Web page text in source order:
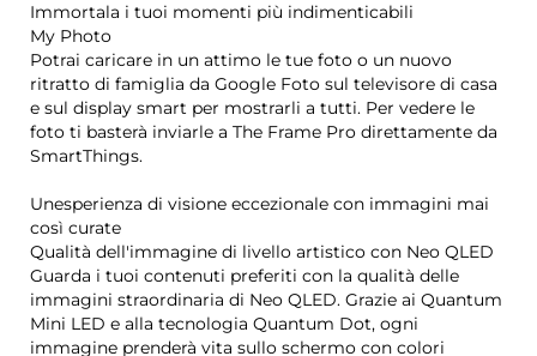
Immortala i tuoi momenti più indimenticabili
My Photo
Potrai caricare in un attimo le tue foto o un nuovo
ritratto di famiglia da Google Foto sul televisore di casa
e sul display smart per mostrarli a tutti. Per vedere le
foto ti basterà inviarle a The Frame Pro direttamente da
SmartThings.
Unesperienza di visione eccezionale con immagini mai
così curate
Qualità dell'immagine di livello artistico con Neo QLED
Guarda i tuoi contenuti preferiti con la qualità delle
immagini straordinaria di Neo QLED. Grazie ai Quantum
Mini LED e alla tecnologia Quantum Dot, ogni
immagine prenderà vita sullo schermo con colori